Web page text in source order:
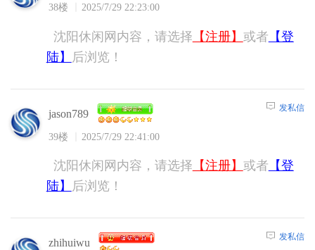
38楼 2025/7/29 22:23:00
沈阳休闲网内容，请选择 【注册】 或者 【登
陆】
后浏览！
jason789
39楼 2025/7/29 22:41:00
发私信
沈阳休闲网内容，请选择 【注册】 或者 【登
陆】
后浏览！
zhihuiwu 发私信